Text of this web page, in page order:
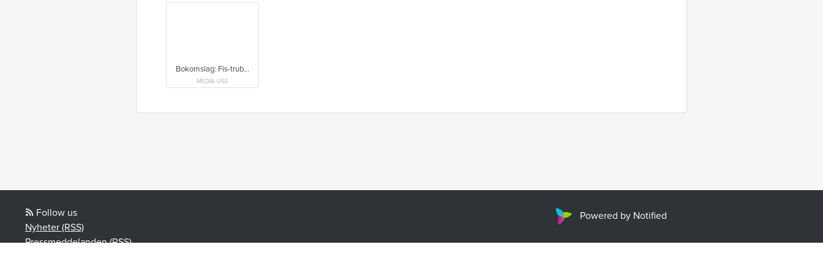
Bokomslag: Fis-trubbel
MEDIA USE
Follow us
Nyheter (RSS)
Pressmeddelanden (RSS)
Powered by Notified